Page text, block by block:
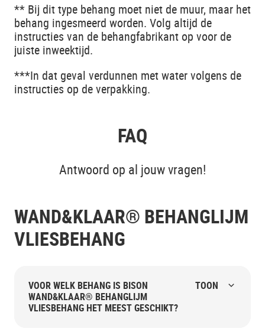
** Bij dit type behang moet niet de muur, maar het
behang ingesmeerd worden. Volg altijd de
instructies van de behangfabrikant op voor de
juiste inweektijd.
***In dat geval verdunnen met water volgens de
instructies op de verpakking.
FAQ
Antwoord op al jouw vragen!
WAND&KLAAR® BEHANGLIJM
VLIESBEHANG
VOOR WELK BEHANG IS BISON
WAND&KLAAR® BEHANGLIJM
VLIESBEHANG HET MEEST GESCHIKT?
TOON